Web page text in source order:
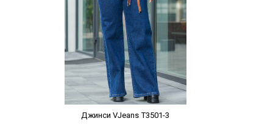
Джинси VJeans T3501-3